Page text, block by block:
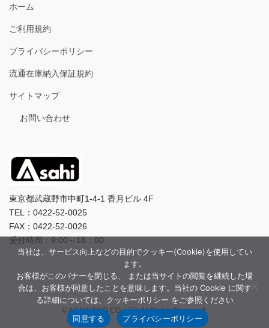
ホーム
ご利用規約
プライバシーポリシー
流通在庫納入保証規約
サイトマップ
お問い合わせ
東京都武蔵野市中町1-4-1 香月ビル 4F
TEL：0422-52-0025
FAX：0422-52-0026
受付時間：9:00～18：00
© ASAHI-ENG CO.,LTD. All Rights Reserved.
当社は、サービス向上などの目的でクッキー(Cookie)を使用してい
ます。
お客様がこのバナーを閉じる、 または当サイトの閲覧を継続した場
合は、お客様が同意したことを意味します。当社の Cookie に関す
る詳細については、クッキーポリシー をご参照ください
同意する
プライバシーポリシー